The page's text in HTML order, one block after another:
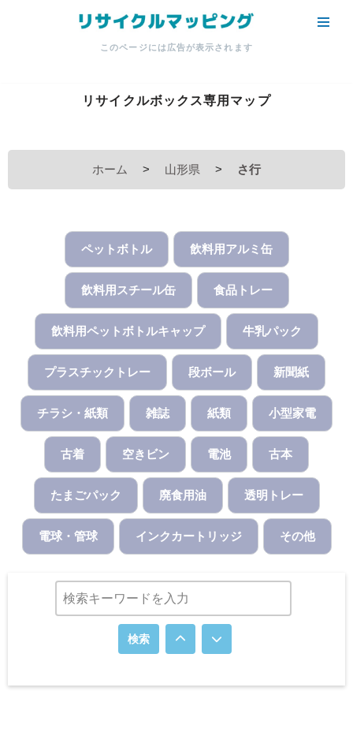
ッ
このページには広告が表示されます
リサイクルボックス専用マップ
ホーム > 山形県 > さ行
ペットボトル 飲料用アルミ缶
飲料用スチール缶 食品トレー
飲料用ペットボトルキャップ 牛乳パック
プラスチックトレー 段ボール 新聞紙
チラシ・紙類 雑誌 紙類 小型家電
古着 空きビン 電池 古本
たまごパック 廃食用油 透明トレー
電球・管球 インクカートリッジ その他
検索